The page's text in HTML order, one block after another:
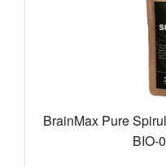
BrainMax Pure
BIO-